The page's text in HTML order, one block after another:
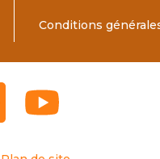
Conditions